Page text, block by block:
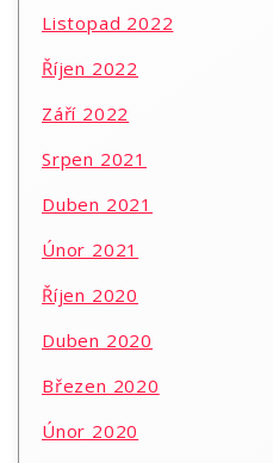
Listopad 2022
Říjen 2022
Září 2022
Srpen 2021
Duben 2021
Únor 2021
Říjen 2020
Duben 2020
Březen 2020
Únor 2020